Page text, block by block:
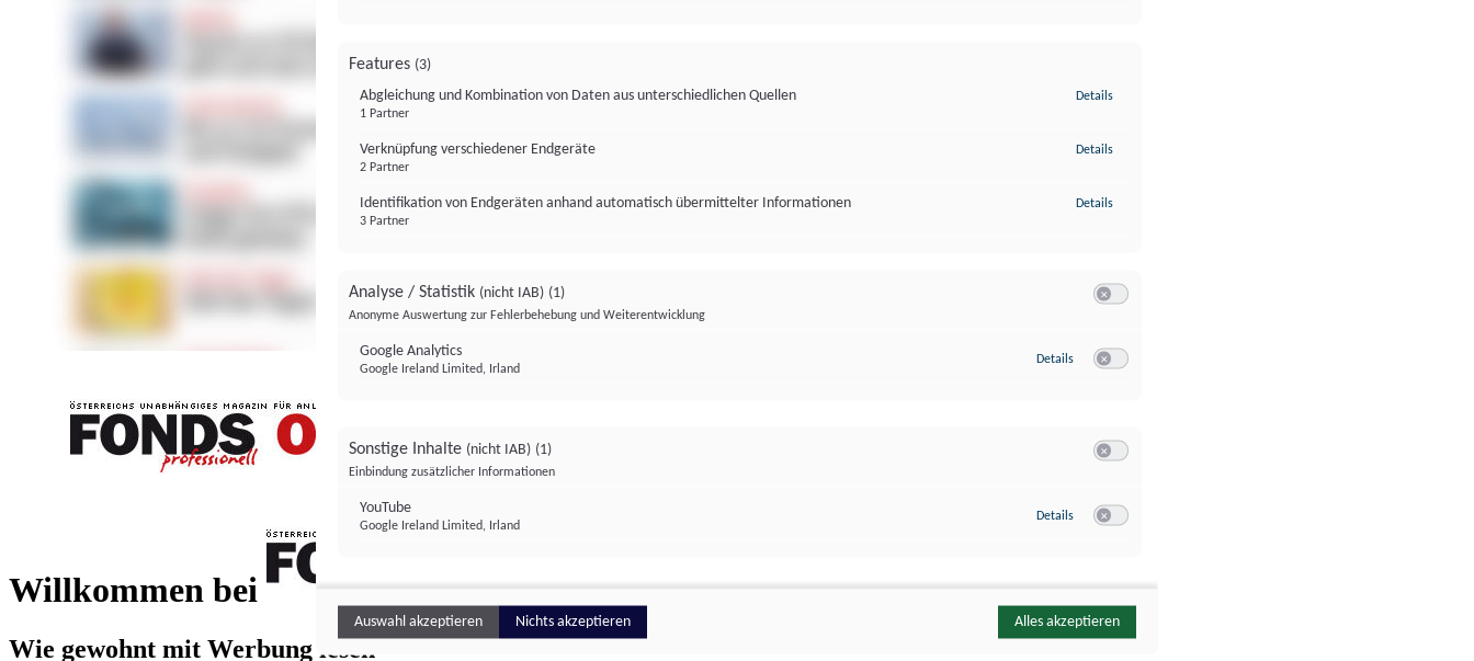
Willkommen bei
FONDS professionell
Wie gewohnt mit Werbung lesen
Features (3)
Abgleichung und Kombination von Daten aus unterschiedlichen Quellen
1 Partner
Details
Verknüpfung verschiedener Endgeräte
2 Partner
Details
Identifikation von Endgeräten anhand automatisch übermittelter Informationen
3 Partner
Details
Analyse / Statistik (nicht IAB) (1)
Anonyme Auswertung zur Fehlerbehebung und Weiterentwicklung
Google Analytics
Google Ireland Limited, Irland
Details zu Google Analytics
Sonstige Inhalte (nicht IAB) (1)
Einbindung zusätzlicher Informationen
YouTube
Google Ireland Limited, Irland
Details zu YouTube
Auswahl akzeptieren Nichts akzeptieren Alles akzeptieren